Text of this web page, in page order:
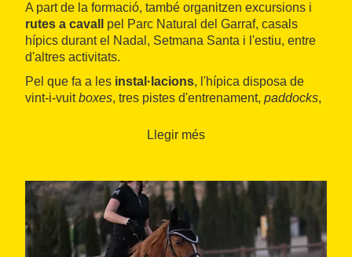
A part de la formació, també organitzen excursions i
rutes a cavall pel Parc Natural del Garraf, casals
hípics durant el Nadal, Setmana Santa i l'estiu, entre
d'altres activitats.
Pel que fa a les instal·lacions, l'hípica disposa de
vint-i-vuitboxes, tres pistes d'entrenament, paddocks,
Llegir més